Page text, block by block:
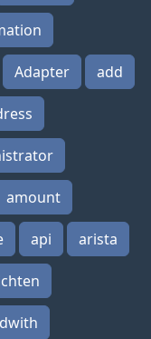
Adapter add
amount
api arista